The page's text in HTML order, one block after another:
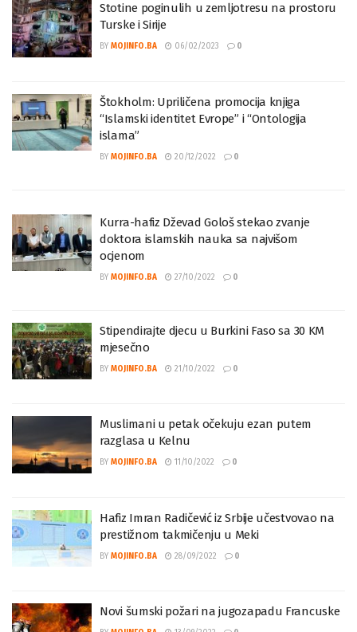
Stotine poginulih u zemljotresu na prostoru
Turske i Sirije
BY MOJINFO.BA 06/02/2023 0
Štokholm: Upriličena promocija knjiga
“Islamski identitet Evrope” i “Ontologija
islama”
BY MOJINFO.BA 20/12/2022 0
Kurra-hafiz Dževad Gološ stekao zvanje
doktora islamskih nauka sa najvišom
ocjenom
BY MOJINFO.BA 27/10/2022 0
Stipendirajte djecu u Burkini Faso sa 30 KM
mjesečno
BY MOJINFO.BA 21/10/2022 0
Muslimani u petak očekuju ezan putem
razglasa u Kelnu
BY MOJINFO.BA 11/10/2022 0
Hafiz Imran Radičević iz Srbije učestvovao na
prestižnom takmičenju u Meki
BY MOJINFO.BA 28/09/2022 0
Novi šumski požari na jugozapadu Francuske